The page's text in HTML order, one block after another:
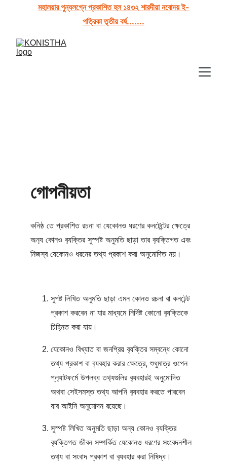
মহালয়ার পুন্যলগ্নে প্রকাশিত হল ১৪৩২ শারদীয়া নবোদয় ই-
পত্রিকা তৃতীয় বর্ষ.......
গোপনীয়তা
কনিষ্ঠ তে প্রকাশিত রচনা বা যেকোনও ধরণের কনটেন্টের ক্ষেত্রে
অন‍্য কোনও ব‍্যক্তির সুস্পষ্ট অনুমতি ছাড়া তার ব‍্যক্তিগত এবং
নিজস্ব যেকোনও ধরনের তথ্য প্রকাশ করা অনুমোদিত নয়।
সুপষ্ট লিখিত অনুমতি ছাড়া এমন কোনও রচনা বা কনটেন্ট
প্রকাশ করবেন না যার মাধ্যমে নির্দিষ্ট কোনো ব‍্যক্তিকে
চিহ্নিত করা যায়।
যেকোনও বিখ্যাত বা জনপ্রিয় ব‍্যক্তির সম্বন্ধে কোনো
তথ্য প্রকাশ বা ব‍্যবহার করার ক্ষেত্রে, শুধুমাত্র ওপেন
প্ল‍্যাটফর্মে উপলব্ধ তথ‍্যগুলির ব‍্যবহারই অনুমোদিত
অথবা সেইসমস্ত তথ্য আপনি ব‍্যবহার করতে পারবেন
যার আইনি অনুমোদন রয়েছে।
সুস্পষ্ট লিখিত অনুমতি ছাড়া অন্য কোনও ব‍্যক্তির
ব‍্যক্তিগত জীবন সম্পর্কিত যেকোনও ধরণের সংবেদনশীল
তথ‍্য বা সংবাদ প্রকাশ বা ব‍্যবহার করা নিষিদ্ধ।